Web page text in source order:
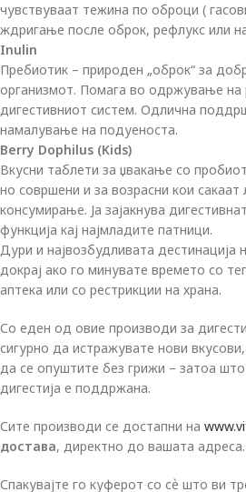
чувствуваат тежина по оброци (
ждригање после оброк, рефлукс или
Inulin
Пребиотик – природен „оброк“ за
организмот. Помага во одржување
дигестивниот систем. Одлична
намалување на подуеноста.
Berry Dophilus (Kids)
Вкусни таблети за џвакање со
но совршени и за возрасни кои сакаат
консумирање. Ја зајакнува
функција кај најмладите патници.
Дури и највозбудливата
докрај ако го минувате времето со
аптека или со рестрикции на храна.
Со еден од овие производи за
сигурно да истражувате нови
да се опуштите без грижи – затоа
дигестија е поддржана.
Сите производи се достапни на
достава, директно до вашата адреса.
Спакувајте го куферот со сѐ што ви